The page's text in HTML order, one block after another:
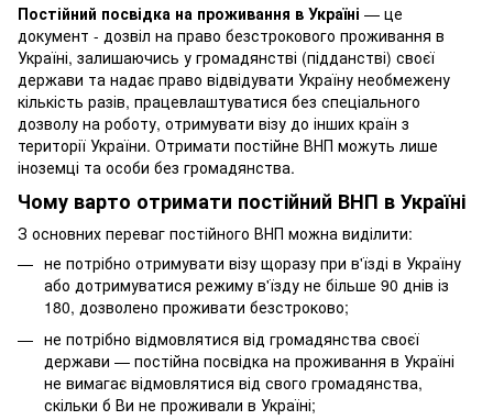
Постійний посвідка на проживання в Україні — це
документ - дозвіл на право безстрокового проживання в
Україні, залишаючись у громадянстві (підданстві) своєї
держави та надає право відвідувати Україну необмежену
кількість разів, працевлаштуватися без спеціального
дозволу на роботу, отримувати візу до інших країн з
території України. Отримати постійне ВНП можуть лише
іноземці та особи без громадянства.
Чому варто отримати постійний ВНП в Україні
З основних переваг постійного ВНП можна виділити:
не потрібно отримувати візу щоразу при в'їзді в Україну
або дотримуватися режиму в'їзду не більше 90 днів із
180, дозволено проживати безстроково;
не потрібно відмовлятися від громадянства своєї
держави — постійна посвідка на проживання в Україні
не вимагає відмовлятися від свого громадянства,
скільки б Ви не проживали в Україні;